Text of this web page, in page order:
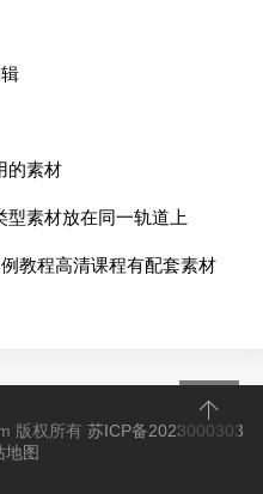
的素材
型素材放在同一轨道上
教程高清课程有配套素材
版权所有 苏ICP备2023000303
地图